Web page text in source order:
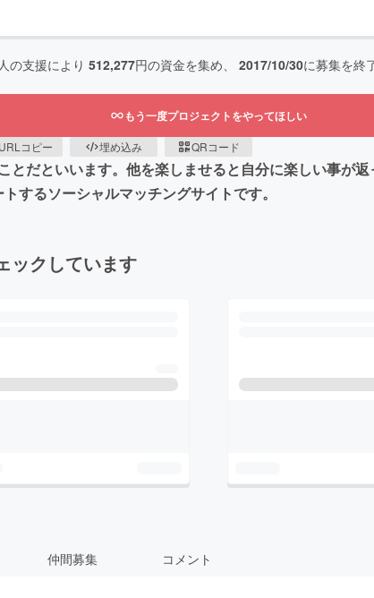
人の支援により 512,277円の資金を集め、 2017/10/30に募集を終
もう一度プロジェクトをやってほしい
URLコピー 埋め込み QRコード
だといいます。他を楽しませると自分に楽しい事が
するソーシャルマッチングサイトです。
ックしています
仲間募集 コメント